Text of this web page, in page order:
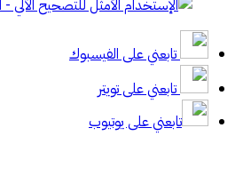
تابعني على الفيسبوك
تابعني على تويتر
تابعني على يوتيوب